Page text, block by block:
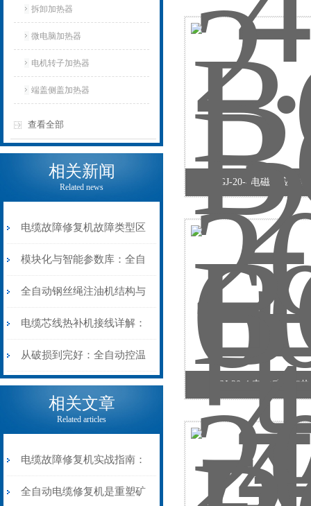
拆卸加热器
微电脑加热器
电机转子加热器
端盖侧盖加热器
查看全部
相关新闻
Related news
电缆故障修复机故障类型区
分指南：从“绝缘电
阻”到“波形特征”的精准诊
断逻辑
模块化与智能参数库：全自
动电缆修复机的快速换型逻
辑
全自动钢丝绳注油机结构与
工作原理：揭秘高效润滑的
机械密码
电缆芯线热补机接线详解：
从入门到精通
从破损到完好：全自动控温
电缆热补机的核心价值
相关文章
Related articles
电缆故障修复机实战指南：
从“盲测”到“精确定点”的三
全自动电缆修复机是重塑矿
BGJ-20-4电磁感应加
BGJ-20-4 电磁感应加